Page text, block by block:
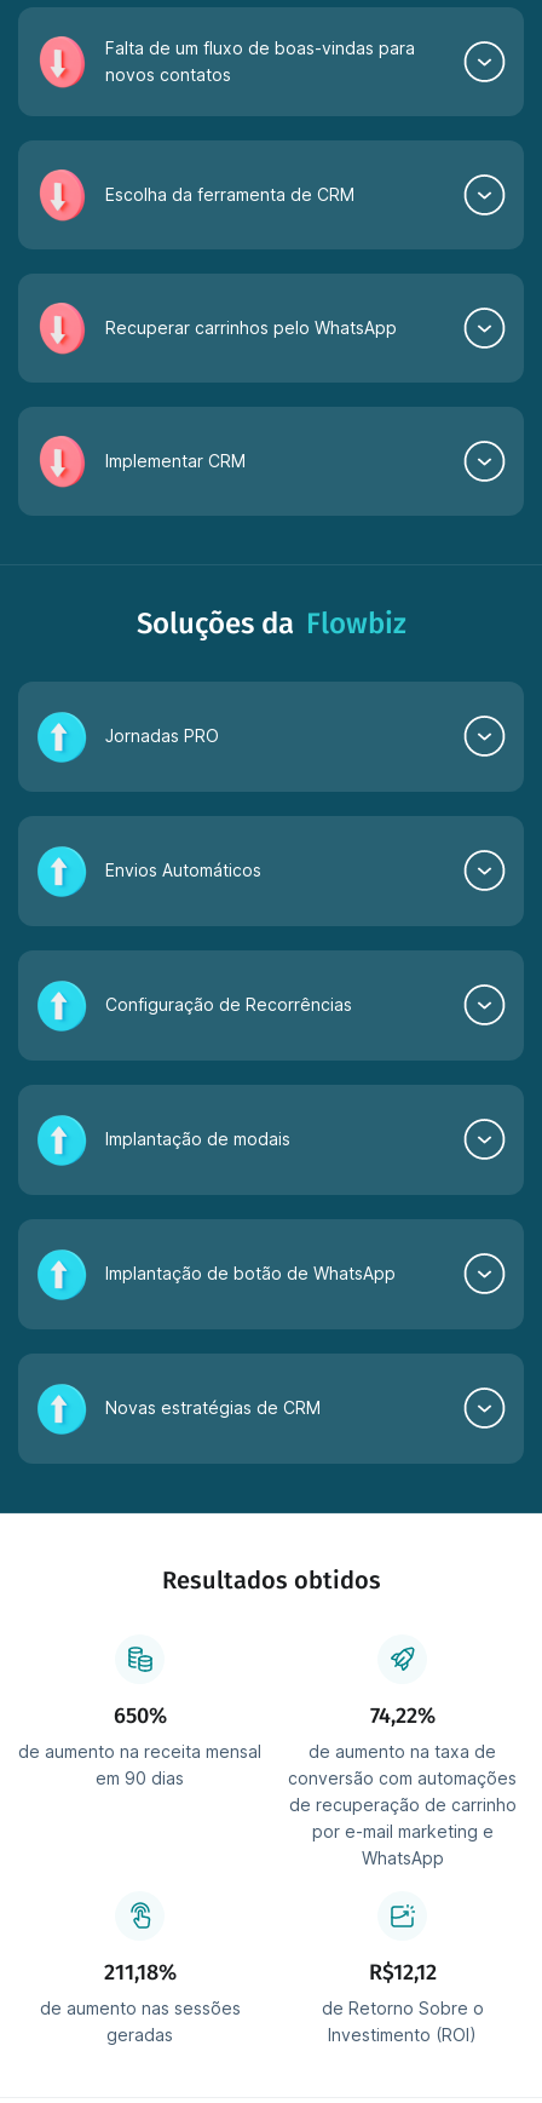
Falta de um fluxo de boas-vindas para
novos contatos
Escolha da ferramenta de CRM
Recuperar carrinhos pelo WhatsApp
Implementar CRM
Soluções da Flowbiz
Jornadas PRO
Envios Automáticos
Configuração de Recorrências
Implantação de modais
Implantação de botão de WhatsApp
Novas estratégias de CRM
Resultados obtidos
650%
de aumento na receita mensal
em 90 dias
74,22%
de aumento na taxa de
conversão com automações
de recuperação de carrinho
por e-mail marketing e
WhatsApp
211,18%
de aumento nas sessões
geradas
R$12,12
de Retorno Sobre o
Investimento (ROI)